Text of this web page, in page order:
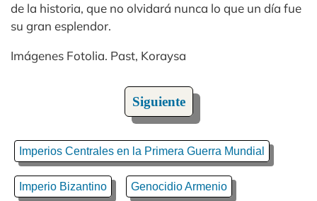
de la historia, que no olvidará nunca lo que un día fue
su gran esplendor.
Imágenes Fotolia. Past, Koraysa
Siguiente
Imperios Centrales en la Primera Guerra Mundial
Imperio Bizantino Genocidio Armenio